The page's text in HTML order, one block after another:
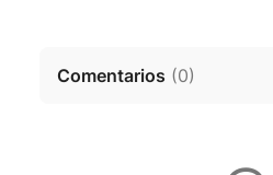
Comentarios (0)